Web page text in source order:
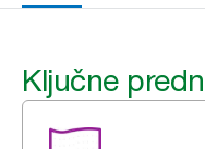
Ključne